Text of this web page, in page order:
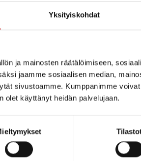
Yksityiskohdat
ja mainosten räätälöimiseen,
jaamme sosiaalisen median,
sivustoamme. Kumppanimme
olet käyttänyt heidän palvelujaan.